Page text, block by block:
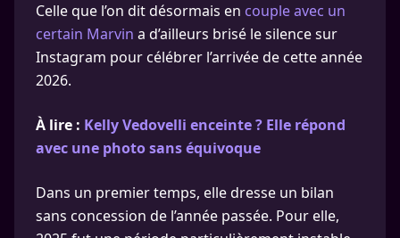
Celle que l’on dit désormais en couple avec un
certain Marvin a d’ailleurs brisé le silence sur
Instagram pour célébrer l’arrivée de cette année
2026.
À lire : Kelly Vedovelli enceinte ? Elle répond
avec une photo sans équivoque
Dans un premier temps, elle dresse un bilan
sans concession de l’année passée. Pour elle,